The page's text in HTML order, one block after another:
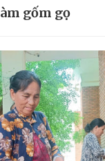
gốm gọ